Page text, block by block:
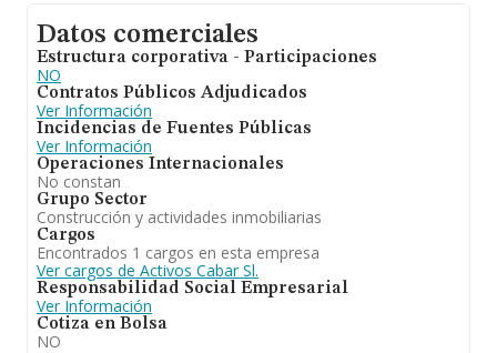
Datos comerciales
Estructura corporativa - Participaciones
NO
Contratos Públicos Adjudicados
Ver Información
Incidencias de Fuentes Públicas
Ver Información
Operaciones Internacionales
No constan
Grupo Sector
Construcción y actividades inmobiliarias
Cargos
Encontrados 1 cargos en esta empresa
Ver cargos de Activos Cabar Sl.
Responsabilidad Social Empresarial
Ver Información
Cotiza en Bolsa
NO